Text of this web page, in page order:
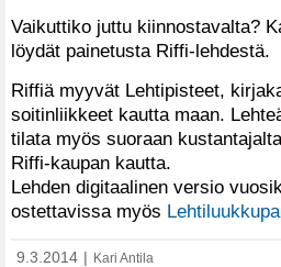
Vaikuttiko juttu kiinnostavalta?
löydät painetusta Riffi-lehdestä.
Riffiä myyvät Lehtipisteet,
soitinliikkeet kautta maan.
tilata myös suoraan
Riffi-kaupan kautta.
Lehden digitaalinen versio
ostettavissa myös
9.3.2014 | Kari Antila